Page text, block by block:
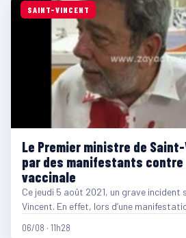
SAINT-VINCENT
Le Premier ministre de
par des manifestants contre
vaccinale
Ce jeudi 5 août 2021, un grave incident
Vincent. En effet, lors d’une
06/08 · 11h28